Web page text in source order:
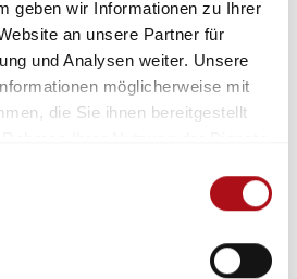
geben wir Informationen zu Ihrer
an unsere Partner für
und Analysen weiter. Unsere
möglicherweise mit
die Sie ihnen bereitgestellt
des vfdb-
„Fahrertraining für
in
erforderliche Auswirkungen
von Maschinisten wurde das
in Fahrzeugen der